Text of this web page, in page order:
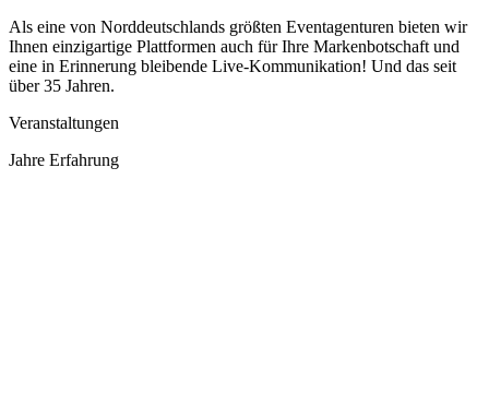
Als eine von Norddeutschlands größten Eventagenturen bieten wir
Ihnen einzigartige Plattformen auch für Ihre Markenbotschaft und
eine in Erinnerung bleibende Live-Kommunikation! Und das seit
über 35 Jahren.
Veranstaltungen
Jahre Erfahrung